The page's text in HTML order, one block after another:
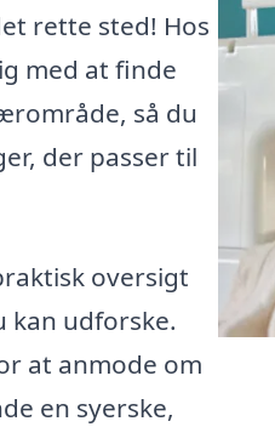
rette sted! Hos
med at finde
så du
der passer til
oversigt
kan udforske.
at anmode om
en syerske,